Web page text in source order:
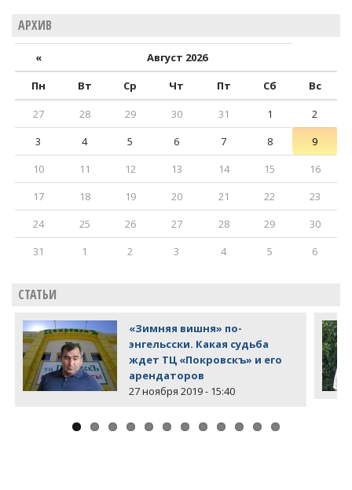
АРХИВ
«
Август 2026
Пн
Вт Ср Чт Пт Сб
Вс
27
28 29 30 31 1
2
3
4 5 6 7 8
9
10
11 12 13 14 15
16
17
18 19 20 21 22
23
24
25 26 27 28 29
30
31
1 2 3 4 5 6
СТАТЬИ
«Зимняя вишня» по-
энгельсски. Какая судьба
ждет ТЦ «Покровскъ» и его
арендаторов
27 ноября 2019 - 15:40